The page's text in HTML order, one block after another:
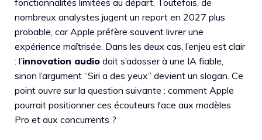
nombreux analystes jugent un report en 2027 plus
probable, car Apple préfère souvent livrer une
expérience maîtrisée. Dans les deux cas, l’enjeu est clair
: l’innovation audio doit s’adosser à une IA fiable,
sinon l’argument “Siri a des yeux” devient un slogan. Ce
point ouvre sur la question suivante : comment Apple
pourrait positionner ces écouteurs face aux modèles
Pro et aux concurrents ?